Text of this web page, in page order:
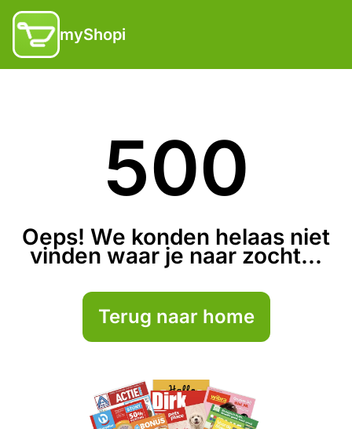
myShopi
500
Oeps! We konden helaas niet
vinden waar je naar zocht...
Terug naar home